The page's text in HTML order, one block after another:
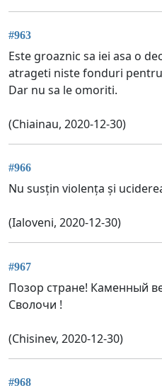
#963
Este groaznic sa iei asa o
atrageti niste fonduri
Dar nu sa le omoriti.
(Chiainau, 2020-12-30)
#966
Nu susțin violența și
(Ialoveni, 2020-12-30)
#967
Позор стране! Каменный
Сволочи !
(Chisinev, 2020-12-30)
#968